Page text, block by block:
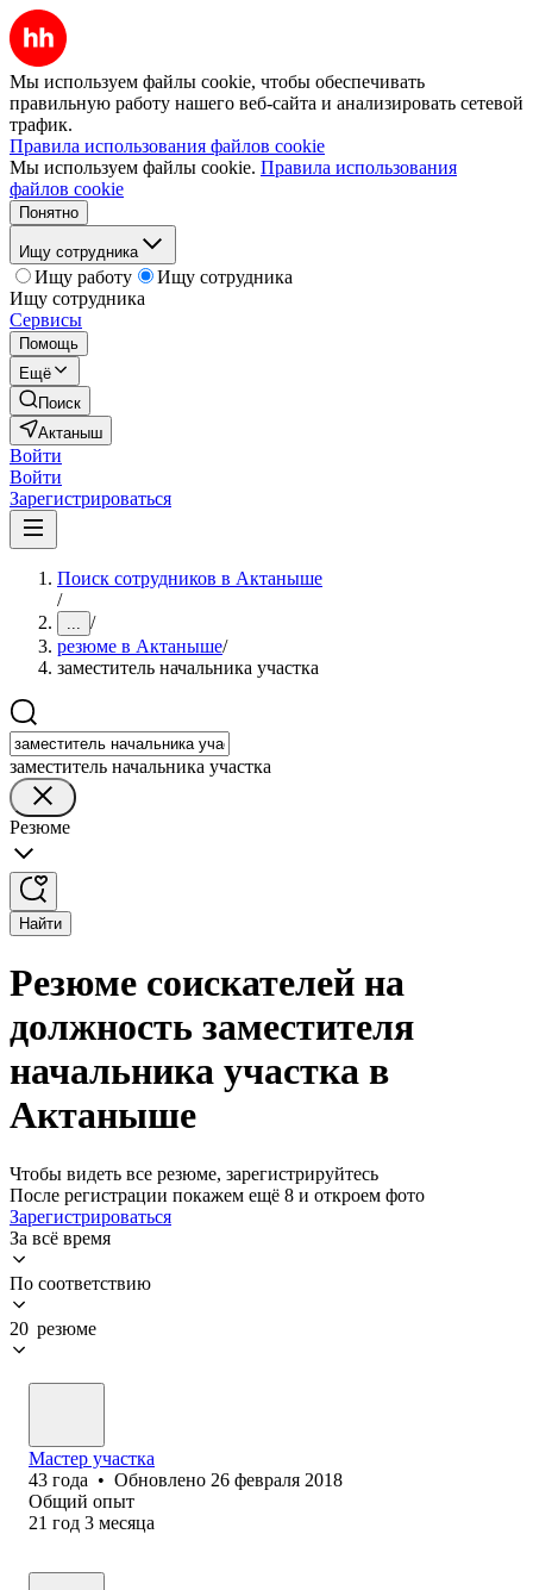
Мы используем файлы cookie, чтобы обеспечивать
правильную работу нашего веб-сайта и анализировать сетевой
трафик.
Правила использования файлов cookie
Мы используем файлы cookie. Правила использования
файлов cookie
Понятно
Ищу сотрудника
Ищу работу
Ищу сотрудника
Ищу сотрудника
Сервисы
Помощь
Ещё
Поиск
Актаныш
Войти
Войти
Зарегистрироваться
Поиск сотрудников в Актаныше
/
... /
резюме в Актаныше/
заместитель начальника участка
заместитель начальника участка
Резюме
Найти
Резюме соискателей на
должность заместителя
начальника участка в
Актаныше
Чтобы видеть все резюме, зарегистрируйтесь
После регистрации покажем ещё 8 и откроем фото
Зарегистрироваться
За всё время
По соответствию
20 резюме
Мастер участка
43 года • Обновлено 26 февраля 2018
Общий опыт
21 год 3 месяца